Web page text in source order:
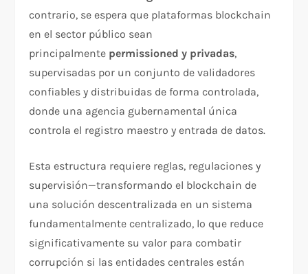
contrario, se espera que plataformas blockchain
en el sector público sean
principalmente permissioned y privadas,
supervisadas por un conjunto de validadores
confiables y distribuidas de forma controlada,
donde una agencia gubernamental única
controla el registro maestro y entrada de datos.​
Esta estructura requiere reglas, regulaciones y
supervisión—transformando el blockchain de
una solución descentralizada en un sistema
fundamentalmente centralizado, lo que reduce
significativamente su valor para combatir
corrupción si las entidades centrales están